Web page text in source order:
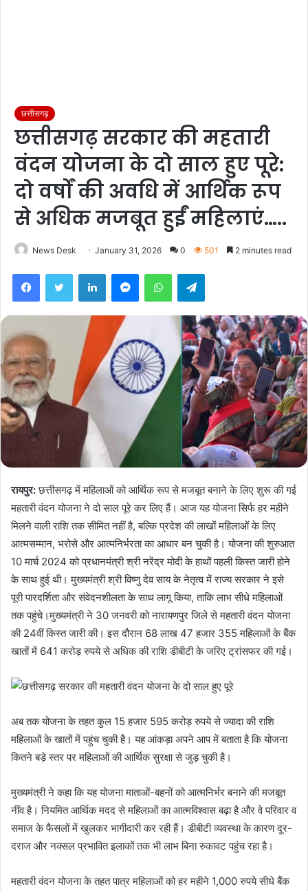
छत्तीसगढ़
छत्तीसगढ़ सरकार की महतारी
वंदन योजना के दो साल हुए पूरे:
दो वर्षों की अवधि में आर्थिक रूप
से अधिक मजबूत हुईं महिलाएं…..
News Desk January 31, 2026 0 501 2 minutes read
रायपुर:छत्तीसगढ़ में महिलाओं को आर्थिक रूप से मजबूत बनाने के लिए शुरू की गई
महतारी वंदन योजना ने दो साल पूरे कर लिए हैं। आज यह योजना सिर्फ हर महीने
मिलने वाली राशि तक सीमित नहीं है, बल्कि प्रदेश की लाखों महिलाओं के लिए
आत्मसम्मान, भरोसे और आत्मनिर्भरता का आधार बन चुकी है। योजना की शुरुआत
10 मार्च 2024 को प्रधानमंत्री श्री नरेंद्र मोदी के हाथों पहली किस्त जारी होने
के साथ हुई थी। मुख्यमंत्री श्री विष्णु देव साय के नेतृत्व में राज्य सरकार ने इसे
पूरी पारदर्शिता और संवेदनशीलता के साथ लागू किया, ताकि लाभ सीधे महिलाओं
तक पहुंचे।मुख्यमंत्री ने 30 जनवरी को नारायणपुर जिले से महतारी वंदन योजना
की 24वीं किस्त जारी की। इस दौरान 68 लाख 47 हजार 355 महिलाओं के बैंक
खातों में 641 करोड़ रुपये से अधिक की राशि डीबीटी के जरिए ट्रांसफर की गई।
अब तक योजना के तहत कुल 15 हजार 595 करोड़ रुपये से ज्यादा की राशि
महिलाओं के खातों में पहुंच चुकी है। यह आंकड़ा अपने आप में बताता है कि योजना
कितने बड़े स्तर पर महिलाओं की आर्थिक सुरक्षा से जुड़ चुकी है।
मुख्यमंत्री ने कहा कि यह योजना माताओं-बहनों को आत्मनिर्भर बनाने की मजबूत
नींव है। नियमित आर्थिक मदद से महिलाओं का आत्मविश्वास बढ़ा है और वे परिवार व
समाज के फैसलों में खुलकर भागीदारी कर रही हैं। डीबीटी व्यवस्था के कारण दूर-
दराज और नक्सल प्रभावित इलाकों तक भी लाभ बिना रुकावट पहुंच रहा है।
महतारी वंदन योजना के तहत पात्र महिलाओं को हर महीने 1,000 रुपये सीधे बैंक